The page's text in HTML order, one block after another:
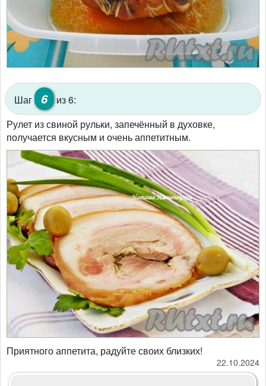
Шаг 6
из 6:
Рулет из свиной рульки, запечённый в духовке,
получается вкусным и очень аппетитным.
Приятного аппетита, радуйте своих близких!
22.10.2024